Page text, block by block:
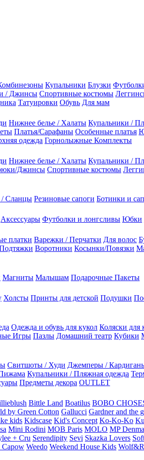
Купальники Блузки
/ Джинсы Спортивные костюмы
Татуировки Обувь Для мам
Нижнее белье / Халаты Купальники /
Платья/Сарафаны Особенные платья
одежда Горнолыжные Комплекты
Нижнее белье / Халаты Купальники /
Джинсы Спортивные костюмы
/ Сланцы Резиновые сапоги Ботинки и
Аксессуары Футболки и лонгсливы Юбки
платки Варежки / Перчатки Для волос
Воротники Косынки/Повязки
Магниты Малышам Подарочные Пакеты
Холсты Принты для детской Подушки
Одежда и обувь для кукол Коляски для
Игры Пазлы Домашний театр Кубики
Свитшоты / Худи Джемперы /
Купальники / Пляжная одежда
Предметы декора OUTLET
Bittle Land Boatilus BOBO
by Green Cotton Gallucci Gardner and the
kids Kidscase Kid's Concept Ko-Ko-Ko
Mini Rodini MOB Paris MOLO MP
+ Cru Serendipity Sevi Skazka Lovers
Capow Weedo Weekend House Kids